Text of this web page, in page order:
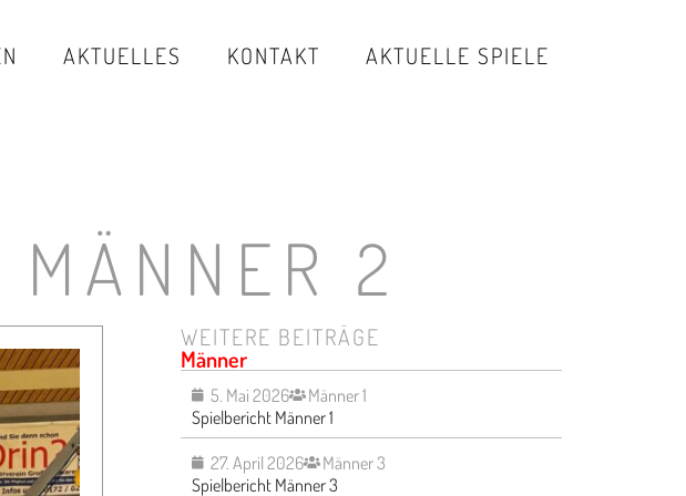
AKTUELLES KONTAKT AKTUELLE SPIELE
2
WEITERE BEITRÄGE
Männer
5. Mai 2026
Männer 1
Spielbericht Männer 1
27. April 2026
Männer 3
Spielbericht Männer 3